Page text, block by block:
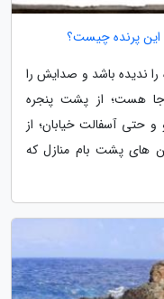
این پرنده چیست؟
ندیده باشد و صدایش را
جا هست؛ از پشت پنجره
و حتی آسفالت خیابان؛ از
های پشت بام منازل که